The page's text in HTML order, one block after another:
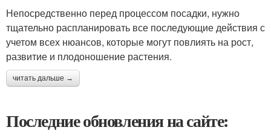
Непосредственно перед процессом посадки, нужно
тщательно распланировать все последующие действия с
учетом всех нюансов, которые могут повлиять на рост,
развитие и плодоношение растения.
читать дальше →
Последние обновления на сайте: